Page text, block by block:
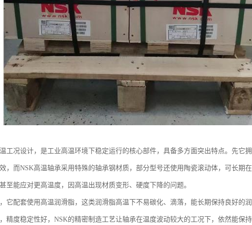
工况设计，是工业高温环境下稳定运行的核心部件，具备多方面突出特点。先它
，而NSK高温轴承采用特殊的轴承钢材质，部分型号还使用陶瓷滚动体，可长期
至能应对更高温度，因高温出现材质变形、硬度下降的问题。
它配套使用高温润滑脂，这类润滑脂高温下不易碳化、滴落，能长期保持良好的
精度稳定性好，NSK的精密制造工艺让轴承在温度波动较大的工况下，依然能保